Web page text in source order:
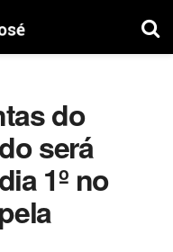
do
será
1º no